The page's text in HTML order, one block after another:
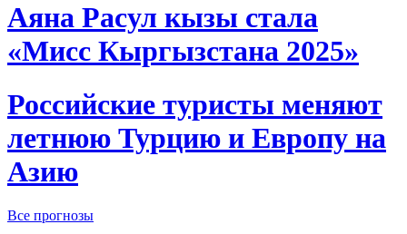
Аяна Расул кызы стала
«Мисс Кыргызстана 2025»
Российские туристы меняют
летнюю Турцию и Европу на
Азию
Все прогнозы